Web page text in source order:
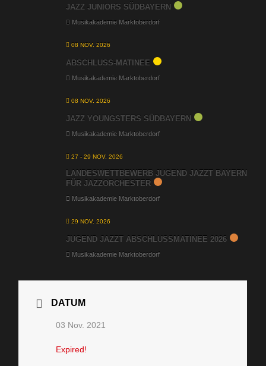
JAZZ JUNIORS SÜDBAYERN
Musikakademie Marktoberdorf
08 NOV. 2026
ABSCHLUSS-MATINEE
Musikakademie Marktoberdorf
08 NOV. 2026
JAZZ YOUNGSTERS SÜDBAYERN
Musikakademie Marktoberdorf
27 - 29 NOV. 2026
LANDESWETTBEWERB JUGEND JAZZT BAYERN
FÜR JAZZORCHESTER
Musikakademie Marktoberdorf
29 NOV. 2026
JUGEND JAZZT ABSCHLUSSMATINEE 2026
Musikakademie Marktoberdorf
DATUM
03 Nov. 2021
Expired!